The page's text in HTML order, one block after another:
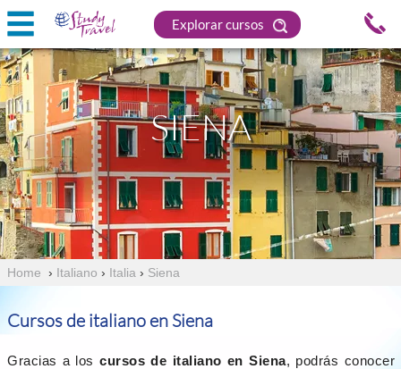
Explorar cursos
SIENA
Home › Italiano › Italia › Siena
Cursos de italiano en Siena
Gracias a loscursos de italiano en Siena, podrás conocer